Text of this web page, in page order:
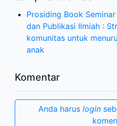
Prosiding Book
dan Publikasi Ilmiah :
komunitas untuk
anak
Komentar
Anda harus login